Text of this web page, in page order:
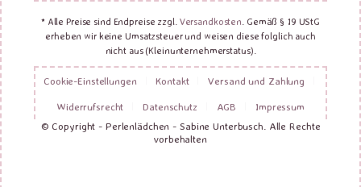
* Alle Preise sind Endpreise zzgl. Versandkosten . Gemäß § 19 UStG
erheben wir keine Umsatzsteuer und weisen diese folglich auch
nicht aus (Kleinunternehmerstatus).
Cookie-Einstellungen Kontakt
Versand und Zahlung
Widerrufsrecht
Datenschutz AGB
Impressum
© Copyright - Perlenlädchen - Sabine Unterbusch. Alle Rechte
vorbehalten